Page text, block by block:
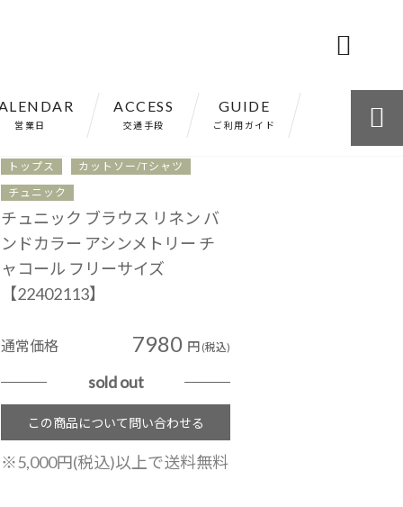
営業日
ACCESS
交通手段
GUIDE
ご利用ガイド

】
トップス
カットソー/Tシャツ
チュニック
チュニック ブラウス リネン バ
ンドカラー アシンメトリー チ
ャコール フリーサイズ
【22402113】
通常価格 7980 円 (税込)
sold out
※5,000円(税込)以上で送料無料
